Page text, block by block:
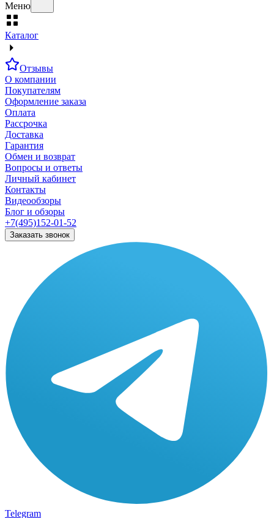
Меню
Каталог
Отзывы
О компании
Покупателям
Оформление заказа
Оплата
Рассрочка
Доставка
Гарантия
Обмен и возврат
Вопросы и ответы
Личный кабинет
Контакты
Видеообзоры
Блог и обзоры
+7(495)152-01-52
Заказать звонок
Telegram